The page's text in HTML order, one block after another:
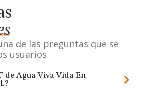
de las preguntas que se
usuarios
de Agua Viva Vida En